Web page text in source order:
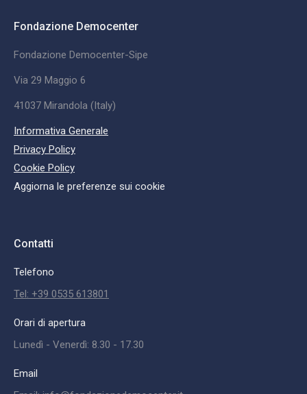
Fondazione Democenter
Fondazione Democenter-Sipe
Via 29 Maggio 6
41037 Mirandola (Italy)
Informativa Generale
Privacy Policy
Cookie Policy
Aggiorna le preferenze sui cookie
Contatti
Telefono
Tel: +39 0535 613801
Orari di apertura
Lunedì - Venerdì: 8.30 - 17.30
Email